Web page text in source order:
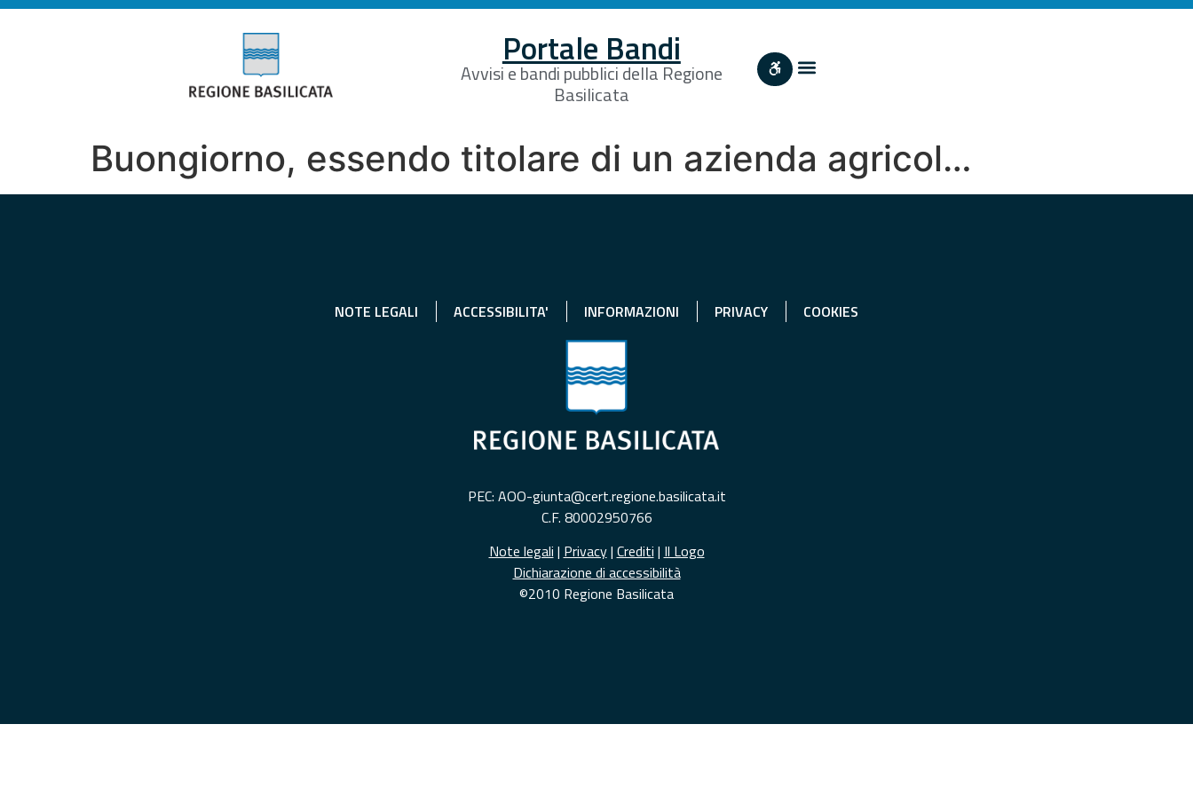
Portale Bandi
Avvisi e bandi pubblici della Regione
Basilicata
Buongiorno, essendo titolare di un azienda agricol…
NOTE LEGALI ACCESSIBILITA' INFORMAZIONI PRIVACY COOKIES
PEC: AOO-giunta@cert.regione.basilicata.it
C.F. 80002950766
Note legali | Privacy| Crediti | Il Logo
Dichiarazione di accessibilità
©2010 Regione Basilicata